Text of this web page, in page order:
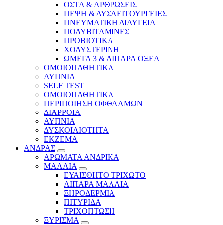
ΟΣΤΑ & ΑΡΘΡΩΣΕΙΣ
ΠΕΨΗ & ΔΥΣΛΕΙΤΟΥΡΓΕΙΕΣ
ΠΝΕΥΜΑΤΙΚΗ ΔΙΑΥΓΕΙΑ
ΠΟΛΥΒΙΤΑΜΙΝΕΣ
ΠΡΟΒΙΟΤΙΚΑ
ΧΟΛΥΣΤΕΡΙΝΗ
ΩΜΕΓΑ 3 & ΛΙΠΑΡΑ ΟΞΕΑ
ΟΜΟΙΟΠΑΘΗΤΙΚΑ
ΑΥΠΝΙΑ
SELF TEST
ΟΜΟΙΟΠΑΘΗΤΙΚΑ
ΠΕΡΙΠΟΙΗΣΗ ΟΦΘΑΛΜΩΝ
ΔΙΑΡΡΟΙΑ
ΑΥΠΝΙΑ
ΔΥΣΚΟΙΛΙΟΤΗΤΑ
ΕΚΖΕΜΑ
ΑΝΔΡΑΣ
ΑΡΩΜΑΤΑ ΑΝΔΡΙΚΑ
ΜΑΛΛΙΑ
ΕΥΑΙΣΘΗΤΟ ΤΡΙΧΩΤΟ
ΛΙΠΑΡΑ ΜΑΛΛΙΑ
ΞΗΡΟΔΕΡΜΙΑ
ΠΙΤΥΡΙΔΑ
ΤΡΙΧΟΠΤΩΣΗ
ΞΥΡΙΣΜΑ